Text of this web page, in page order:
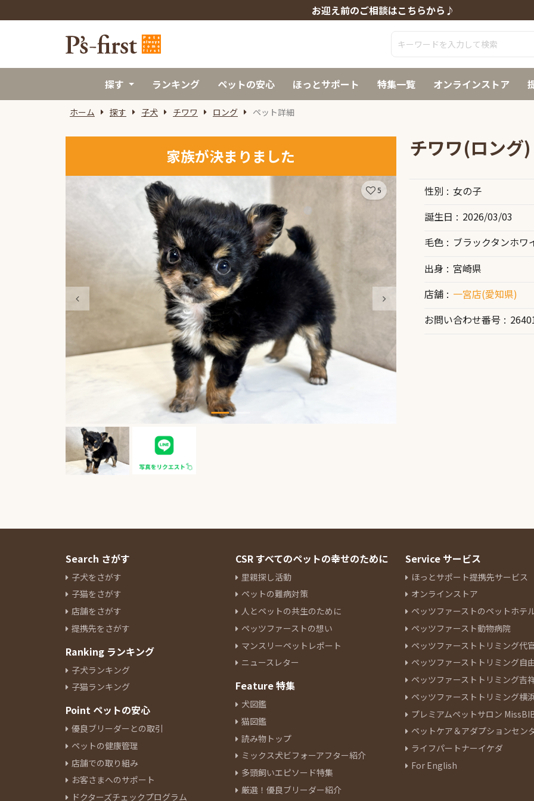
お迎え前のご相談はこちらから♪
探す ランキング ペットの安心 ほっとサポート 特集一覧 オンラインストア
ホーム 探す 子犬 チワワ ロング ペット詳細
家族が決まりました
5
チワワ(ロング)
性別
女の子
誕生日
2026/03/03
毛色
ブラックタンホワ
出身
宮崎県
店舗
一宮店(愛知県)
お問い合わせ番号
Search さがす
子犬をさがす
子猫をさがす
店舗をさがす
提携先をさがす
Ranking ランキング
子犬ランキング
子猫ランキング
Point ペットの安心
優良ブリーダーとの取引
ペットの健康管理
店舗での取り組み
お客さまへのサポート
ドクターズチェックプログラム
CSR すべてのペットの幸せのために
里親探し活動
ペットの難病対策
人とペットの共生のために
ペッツファーストの想い
マンスリーペットレポート
ニュースレター
Feature 特集
犬図鑑
猫図鑑
読み物トップ
ミックス犬ビフォーアフター紹介
多頭飼いエピソード特集
厳選！優良ブリーダー紹介
Service サービス
ほっとサポート提携先サービス
オンラインストア
ペッツファーストのペットホテ
ペッツファースト動物病院
ペッツファーストトリミング代
ペッツファーストトリミング自
ペッツファーストトリミング吉
ペッツファーストトリミング横
プレミアムペットサロン
ペットケア＆アダプションセン
ライフパートナーイケダ
For English